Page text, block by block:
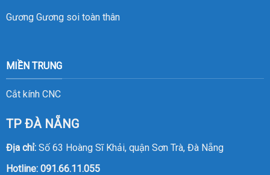
Gương Gương soi toàn thân
MIỀN TRUNG
Cắt kính CNC
TP ĐÀ NẴNG
Địa chỉ:Số 63 Hoàng Sĩ Khải, quận Sơn Trà, Đà Nẵng
Hotline: 091.66.11.055